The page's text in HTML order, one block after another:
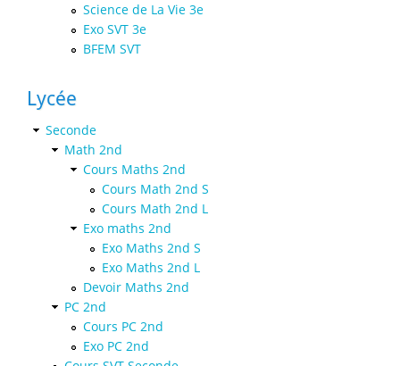
Science de La Vie 3e
Exo SVT 3e
BFEM SVT
Lycée
Seconde
Math 2nd
Cours Maths 2nd
Cours Math 2nd S
Cours Math 2nd L
Exo maths 2nd
Exo Maths 2nd S
Exo Maths 2nd L
Devoir Maths 2nd
PC 2nd
Cours PC 2nd
Exo PC 2nd